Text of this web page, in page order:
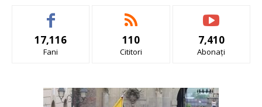
17,116
Fani
110
Cititori
7,410
Abonați